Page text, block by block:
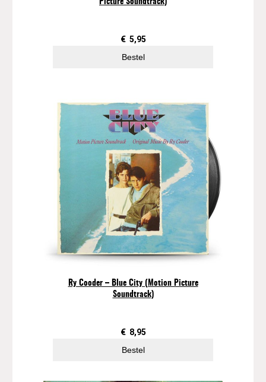
Picture Soundtrack)
€ 5,95
Bestel
Ry Cooder – Blue City (Motion Picture
Soundtrack)
€ 8,95
Bestel